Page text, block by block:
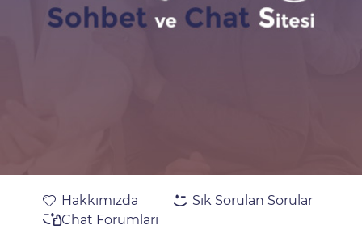
Hakkımızda
Sık Sorulan Sorular
Chat Forumlari